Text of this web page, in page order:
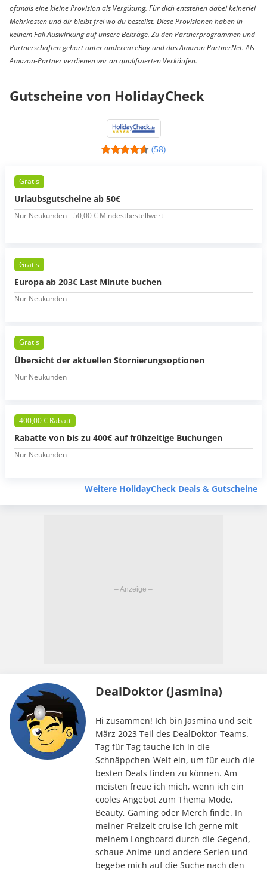
oftmals eine kleine Provision als Vergütung. Für dich entstehen dabei keinerlei
Mehrkosten und dir bleibt frei wo du bestellst. Diese Provisionen haben in
keinem Fall Auswirkung auf unsere Beiträge. Zu den Partnerprogrammen und
Partnerschaften gehört unter anderem eBay und das Amazon PartnerNet. Als
Amazon-Partner verdienen wir an qualifizierten Verkäufen.
Gutscheine von HolidayCheck
(58)
Gratis
Urlaubsgutscheine ab 50€
Nur Neukunden 50,00 € Mindestbestellwert
Gratis
Europa ab 203€ Last Minute buchen
Nur Neukunden
Gratis
Übersicht der aktuellen Stornierungsoptionen
Nur Neukunden
400,00 € Rabatt
Rabatte von bis zu 400€ auf frühzeitige Buchungen
Nur Neukunden
Weitere HolidayCheck Deals & Gutscheine
DealDoktor (Jasmina)
Hi zusammen! Ich bin Jasmina und seit
März 2023 Teil des DealDoktor-Teams.
Tag für Tag tauche ich in die
Schnäppchen-Welt ein, um für euch die
besten Deals finden zu können. Am
meisten freue ich mich, wenn ich ein
cooles Angebot zum Thema Mode,
Beauty, Gaming oder Merch finde. In
meiner Freizeit cruise ich gerne mit
meinem Longboard durch die Gegend,
schaue Anime und andere Serien und
begebe mich auf die Suche nach den